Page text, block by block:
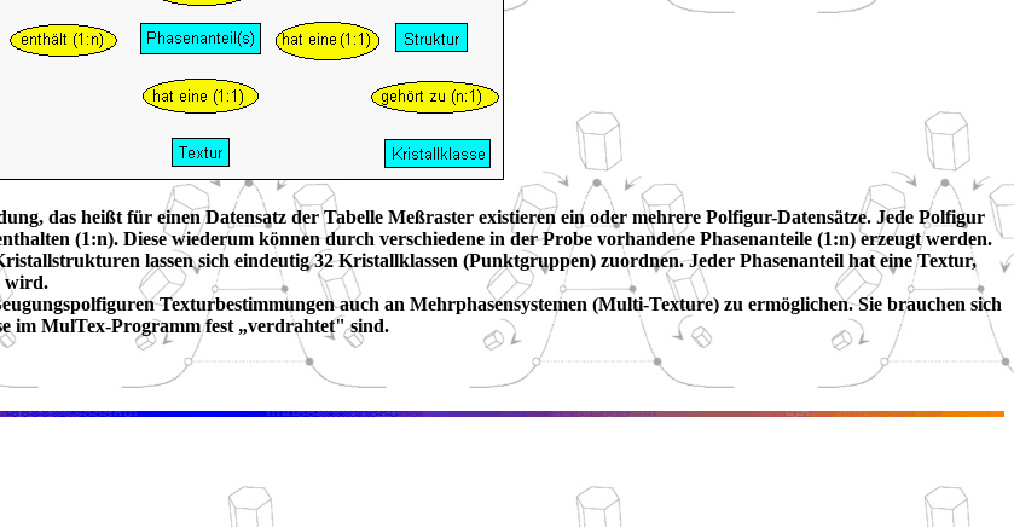
das heißt für einen Datensatz der Tabelle Meßraster existieren ein oder mehrere Polfigur-Datensätze. Jede Polfigur
(1:n). Diese wiederum können durch verschiedene in der Probe vorhandene Phasenanteile (1:n) erzeugt werden.
lassen sich eindeutig 32 Kristallklassen (Punktgruppen) zuordnen. Jeder Phasenanteil hat eine Textur,
wird.
Texturbestimmungen auch an Mehrphasensystemen (Multi-Texture) zu ermöglichen. Sie brauchen sich
im MulTex-Programm fest „verdrahtet" sind.